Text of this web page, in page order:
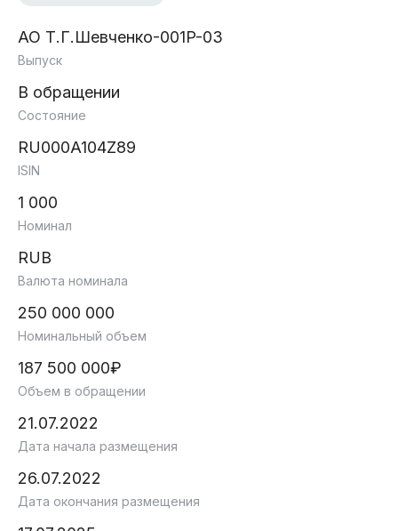
АО Т.Г.Шевченко-001P-03
Выпуск
В обращении
Состояние
RU000A104Z89
ISIN
1 000
Номинал
RUB
Валюта номинала
250 000 000
Номинальный объем
187 500 000₽
Объем в обращении
21.07.2022
Дата начала размещения
26.07.2022
Дата окончания размещения